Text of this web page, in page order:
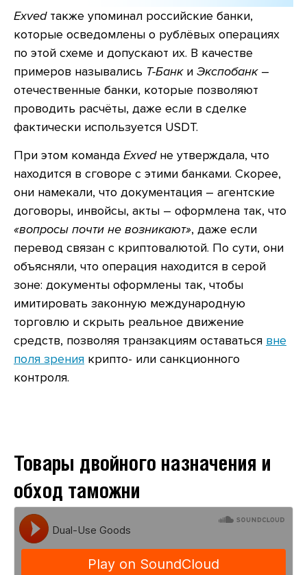
Exvedтакже упоминал российские банки,
которые осведомлены о рублёвых операциях
по этой схеме и допускают их. В качестве
примеров назывались Т-Банки Экспобанк–
отечественные банки, которые позволяют
проводить расчёты, даже если в сделке
фактически используется USDT.
При этом команда Exvedне утверждала, что
находится в сговоре с этими банками. Скорее,
они намекали, что документация – агентские
договоры, инвойсы, акты – оформлена так, что
«вопросы почти не возникают», даже если
перевод связан с криптовалютой. По сути, они
объясняли, что операция находится в серой
зоне: документы оформлены так, чтобы
имитировать законную международную
торговлю и скрыть реальное движение
средств, позволяя транзакциям оставаться вне
поля зрения крипто- или санкционного
контроля.
Товары двойного назначения и
обход таможни